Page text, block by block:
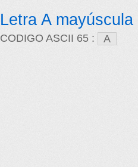
Letra A mayúscula
CODIGO ASCII 65 :